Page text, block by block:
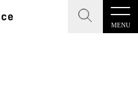
MENU
CLOSE
CLOSE
楽特化メディア